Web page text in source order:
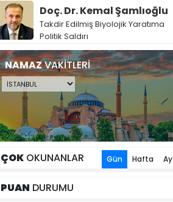
Doç. Dr. Kemal Şamlıoğlu
Takdir Edilmiş Biyolojik Yaratıma
Politik Saldırı
NAMAZVAKİTLERİ
ÇOK OKUNANLAR Gün Hafta Ay
PUAN DURUMU